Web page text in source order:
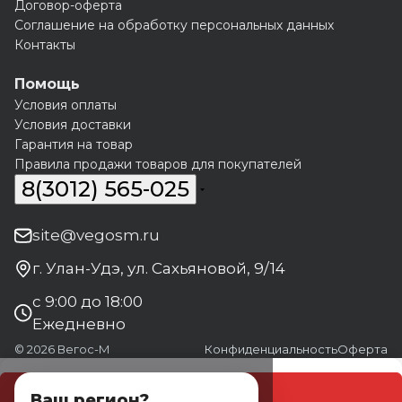
Договор-оферта
Соглашение на обработку персональных данных
Контакты
Помощь
Условия оплаты
Условия доставки
Гарантия на товар
Правила продажи товаров для покупателей
8(3012) 565-025
site@vegosm.ru
г. Улан-Удэ, ул. Сахьяновой, 9/14
с 9:00 до 18:00
Ежедневно
© 2026 Вегос-М КонфиденциальностьОферта